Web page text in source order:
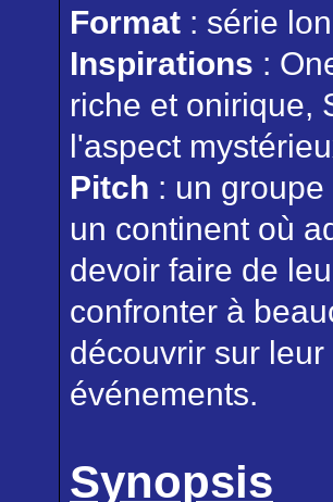
Format : série
Inspirations :
riche et onirique,
l'aspect
Pitch : un
un continent où
devoir faire de
confronter à
découvrir sur
événements.
Synopsis